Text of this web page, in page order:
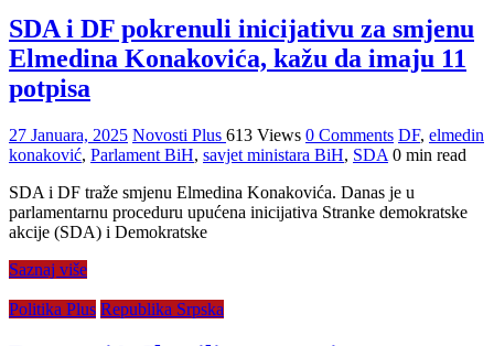
SDA i DF pokrenuli inicijativu za smjenu
Elmedina Konakovića, kažu da imaju 11
potpisa
27 Januara, 2025 Novosti Plus 613 Views 0 Comments DF, elmedin
konaković, Parlament BiH, savjet ministara BiH, SDA 0 min read
SDA i DF traže smjenu Elmedina Konakovića. Danas je u
parlamentarnu proceduru upućena inicijativa Stranke demokratske
akcije (SDA) i Demokratske
Saznaj više
Politika Plus Republika Srpska